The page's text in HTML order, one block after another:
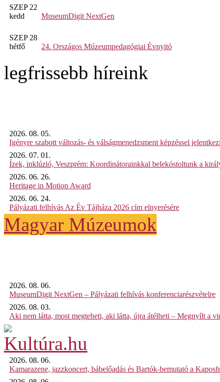
SZEP 22
kedd
MuseumDigit NextGen
SZEP 28
hétfő
24. Országos Múzeumpedagógiai Évnyitó
legfrissebb híreink
2026. 08. 05.
Igényre szabott változás- és válságmenedzsment képzéssel
2026. 07. 01.
Ízek, inklúzió, Veszprém: Koordinátorainkkal belekóstoltunk a
2026. 06. 26.
Heritage in Motion Award
2026. 06. 24.
Pályázati felhívás Az Év Tájháza 2026 cím elnyerésére
Magyar Múzeumok
2026. 08. 06.
MuseumDigit NextGen – Pályázati felhívás konferenciarészvételre
2026. 08. 03.
Aki nem látta, most megteheti, aki látta, újra átélheti – Megnyílt a
2026. 08. 06.
Kamarazene, jazzkoncert, bábelőadás és Bartók-bemutató a